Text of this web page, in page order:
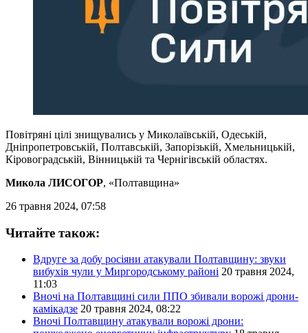
Повітряні цілі знищувались у Миколаївській, Одеській,
Дніпропетровській, Полтавській, Запорізькій, Хмельницькій,
Кіровоградській, Вінницькій та Чернігівській областях.
Микола ЛИСОГОР, «Полтавщина»
26 травня 2024, 07:58
Читайте також:
Вдруге за добу росіяни атакували Полтавщину: звуки
вибухів чули у Миргородському районі 20 травня 2024,
11:03
Вночі на Полтавщині сили ППО збивали ворожі дрони-
камікадзе 20 травня 2024, 08:22
Вночі Полтавщину атакували ворожі дрони: